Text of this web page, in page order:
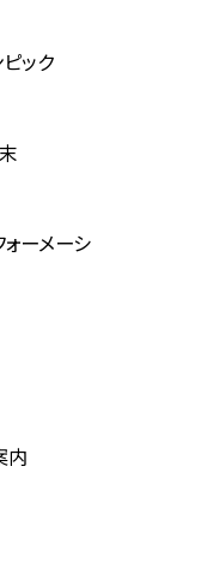
ック
ォーメーシ
内